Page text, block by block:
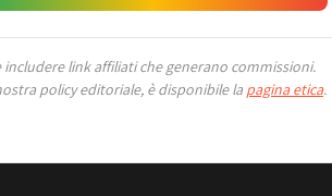
link affiliati che generano commissioni.
policy editoriale, è disponibile la pagina etica.